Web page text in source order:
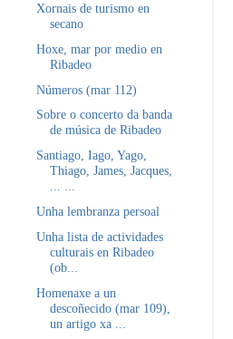
Xornais de turismo en
secano
Hoxe, mar por medio en
Ribadeo
Números (mar 112)
Sobre o concerto da banda
de música de Ribadeo
Santiago, Iago, Yago,
Thiago, James, Jacques,
... ...
Unha lembranza persoal
Unha lista de actividades
culturais en Ribadeo
(ob...
Homenaxe a un
descoñecido (mar 109),
un artigo xa ...